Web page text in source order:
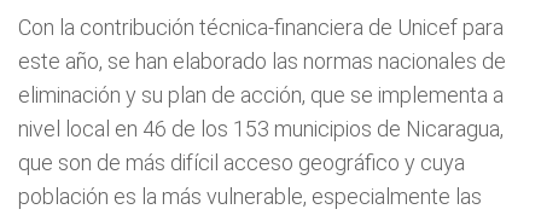
Con la contribución técnica-financiera de Unicef para
este año, se han elaborado las normas nacionales de
eliminación y su plan de acción, que se implementa a
nivel local en 46 de los 153 municipios de Nicaragua,
que son de más difícil acceso geográfico y cuya
población es la más vulnerable, especialmente las